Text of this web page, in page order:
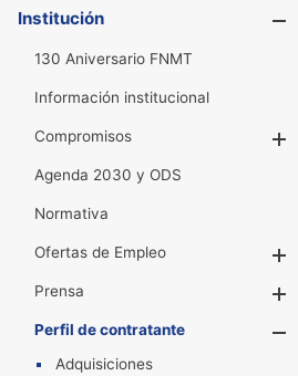
Institución
130 Aniversario FNMT
Información institucional
Compromisos
Agenda 2030 y ODS
Normativa
Ofertas de Empleo
Prensa
Perfil de contratante
Adquisiciones